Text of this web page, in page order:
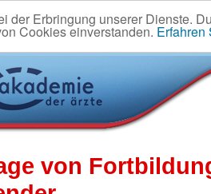
der Erbringung unserer Dienste.
Cookies einverstanden. Erfahren
von